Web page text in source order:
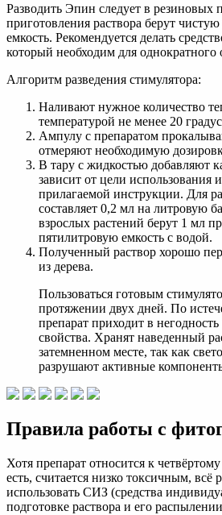
Разводить Эпин следует в резиновых
приготовления раствора берут
емкость. Рекомендуется делать
который необходим для однократного
Алгоритм разведения стимулятора:
Наливают нужное количество
температурой не менее 20
Ампулу с препаратом
отмеряют необходимую
В тару с жидкостью добавляют
зависит от цели использования
прилагаемой инструкции. Для
составляет 0,2 мл на литровую
взрослых растений берут 1 мл
пятилитровую емкость с водой.
Полученный раствор хорошо
из дерева.
Пользоваться готовым
протяжении двух дней. По
препарат приходит в негодность
свойства. Хранят наведенный
затемненном месте, так как
разрушают активные
Правила работы с
Хотя препарат относится к
есть, считается низко токсичным, всё
использовать СИЗ (средства
подготовке раствора и его